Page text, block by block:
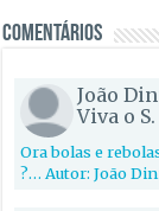
Comentários
João
Viva o
Ora bolas e
?… Autor: João